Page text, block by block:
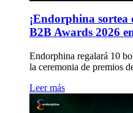
¡Endorphina
B2B Awards 2026
Endorphina regalará 10
la ceremonia de premios
Leer más